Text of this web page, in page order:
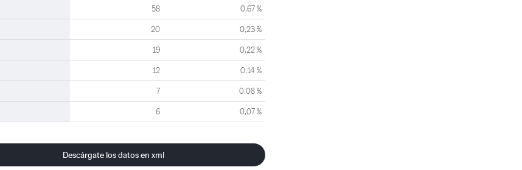
58 0,67 %
20 0,23 %
19 0,22 %
12 0,14 %
7 0,08 %
6 0,07 %
Descárgate los datos en xml